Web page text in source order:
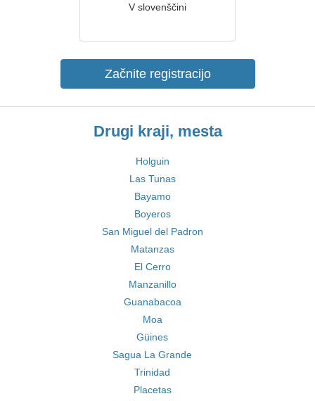
V slovenščini
Začnite registracijo
Drugi kraji, mesta
Holguin
Las Tunas
Bayamo
Boyeros
San Miguel del Padron
Matanzas
El Cerro
Manzanillo
Guanabacoa
Moa
Güines
Sagua La Grande
Trinidad
Placetas